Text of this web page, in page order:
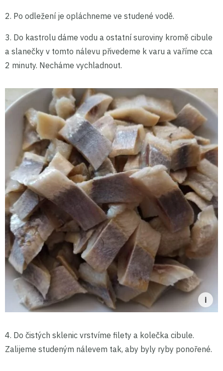
2. Po odležení je opláchneme ve studené vodě.
3. Do kastrolu dáme vodu a ostatní suroviny kromě cibule
a slanečky v tomto nálevu přivedeme k varu a vaříme cca
2 minuty. Necháme vychladnout.
4. Do čistých sklenic vrstvíme filety a kolečka cibule.
Zalijeme studeným nálevem tak, aby byly ryby ponořené.